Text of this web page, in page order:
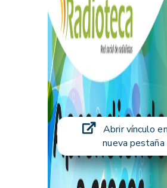
Abrir vínculo
nueva pestaña